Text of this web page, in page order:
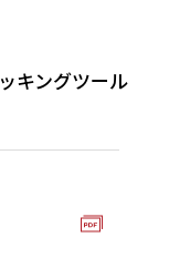
キングツール